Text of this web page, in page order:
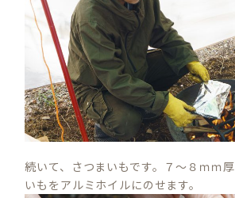
続いて、さつまいもです。７～８ｍｍ
いもをアルミホイルにのせます。